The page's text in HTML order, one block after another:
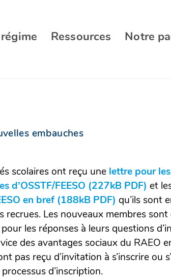
Ressources Notre
embauches
scolaires ont reçu une lettre pour
d’OSSTF/FEESO (227kB PDF)
dans
une
et
en bref (188kB PDF) (Ouvrir
dans
une
nouvelle
fenêtre)
qu’ils sont
Les nouveaux membres
les réponses à leurs questions
des avantages sociaux du RAEO
pas reçu d’invitation à s’inscrire ou
d’inscription.